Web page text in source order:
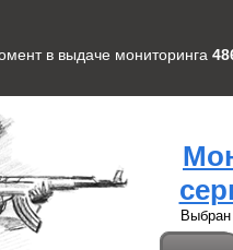
в выдаче мониторинга
Выбран